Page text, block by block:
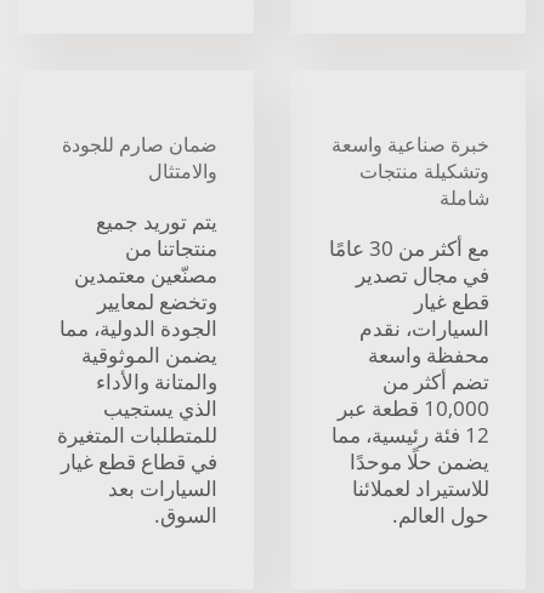
خبرة صناعية واسعة
وتشكيلة منتجات
شاملة
مع أكثر من 30 عامًا
في مجال تصدير
قطع غيار
السيارات، نقدم
محفظة واسعة
تضم أكثر من
10,000 قطعة عبر
12 فئة رئيسية، مما
يضمن حلًا موحدًا
للاستيراد لعملائنا
حول العالم.
ضمان صارم للجودة
والامتثال
يتم توريد جميع
منتجاتنا من
مصنّعين معتمدين
وتخضع لمعايير
الجودة الدولية، مما
يضمن الموثوقية
والمتانة والأداء
الذي يستجيب
للمتطلبات المتغيرة
في قطاع قطع غيار
السيارات بعد
السوق.